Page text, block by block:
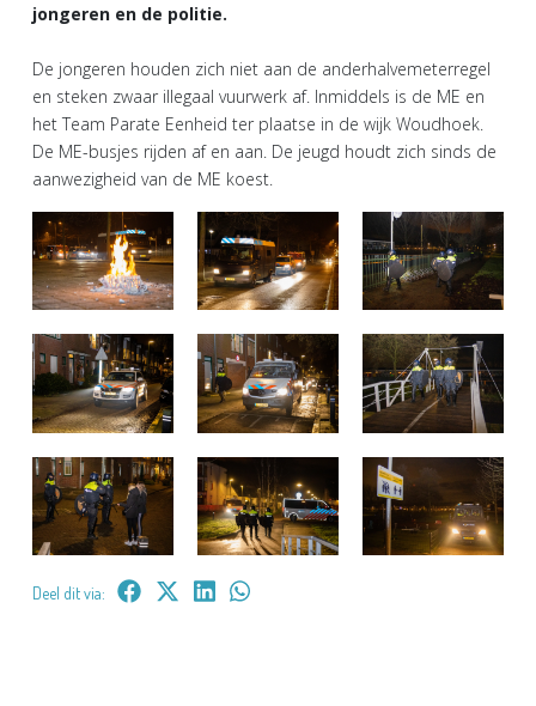
jongeren en de politie.
De jongeren houden zich niet aan de anderhalvemeterregel
en steken zwaar illegaal vuurwerk af. Inmiddels is de ME en
het Team Parate Eenheid ter plaatse in de wijk Woudhoek.
De ME-busjes rijden af en aan. De jeugd houdt zich sinds de
aanwezigheid van de ME koest.
Deel dit via: